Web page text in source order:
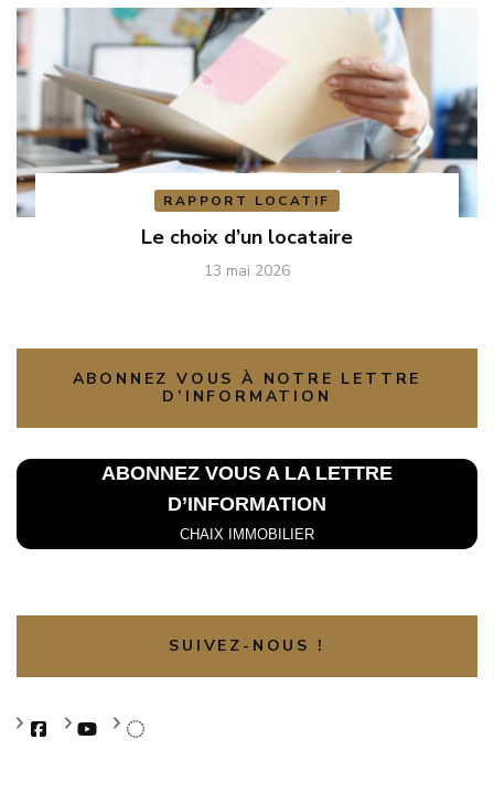
RAPPORT LOCATIF
Le choix d’un locataire
13 mai 2026
ABONNEZ VOUS À NOTRE LETTRE
D’INFORMATION
ABONNEZ VOUS A LA LETTRE
D’INFORMATION
CHAIX IMMOBILIER
SUIVEZ-NOUS !